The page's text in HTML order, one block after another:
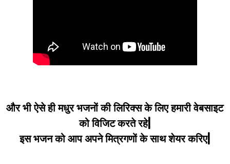
और भी ऐसे ही मधुर भजनों की लिरिक्स के लिए हमारी वेबसाइट
को विजिट करते रहे|
इस भजन को आप अपने मित्रगणों के साथ शेयर करिए|